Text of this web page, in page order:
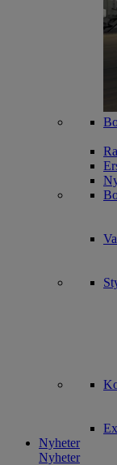
Nyheter
Nyheter